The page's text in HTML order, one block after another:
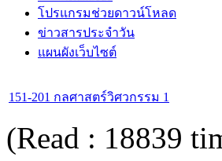
โปรแกรมช่วยดาวน์โหลด
ข่าวสารประจำวัน
แผนผังเว็บไซต์
151-201 กลศาสตร์วิศวกรรม 1
(Read : 18839